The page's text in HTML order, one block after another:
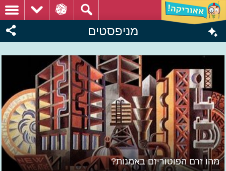
מניפסטים
מהו זרם הפוטוריזם באמנות?